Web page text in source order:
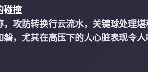
碰撞
，攻防转换行云流水，关键球处理
磐，尤其在高压下的大心脏表现令